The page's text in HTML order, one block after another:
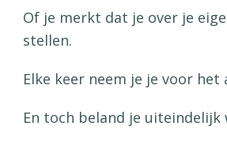
Of je merkt dat je over je
stellen.
Elke keer neem je je voor het
En toch beland je